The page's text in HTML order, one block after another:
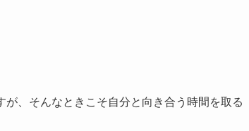
、そんなときこそ自分と向き合う時間を取る